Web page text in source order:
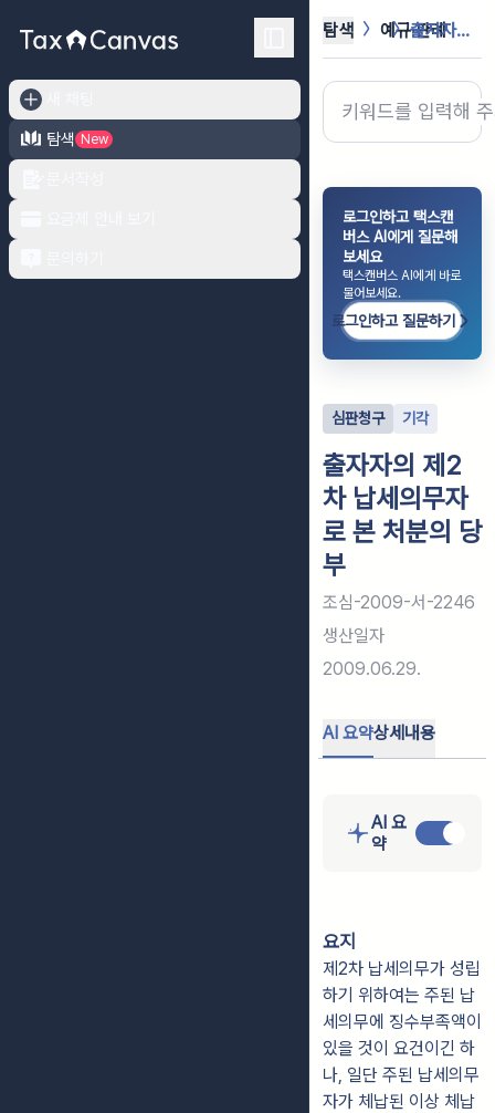
탐색
New
탐색 예규·판례 출자자의 제2차 납세의무자로 본 처분...
로그인하고 택스캔
버스 AI에게 질문해
보세요
택스캔버스 AI에게 바로
물어보세요.
로그인하고 질문하기
심판청구 기각
출자자의 제2
차 납세의무자
로 본 처분의 당
부
조심-2009-서-2246
생산일자
2009.06.29.
AI 요약상세내용
AI 요
약
요지
제2차 납세의무가 성립
하기 위하여는 주된 납
세의무에 징수부족액이
있을 것이 요건이긴 하
나, 일단 주된 납세의무
자가 체납된 이상 체납